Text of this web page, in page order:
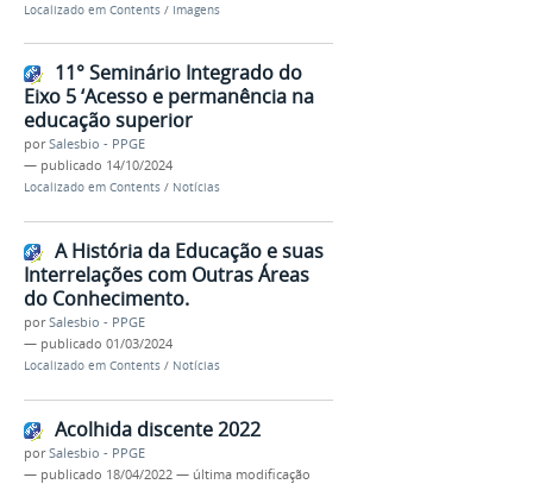
Localizado em Contents / Imagens
11° Seminário Integrado do
Eixo 5 ‘Acesso e permanência na
educação superior
porSalesbio - PPGE
— publicado 14/10/2024
Localizado em Contents / Notícias
A História da Educação e suas
Interrelações com Outras Áreas
do Conhecimento.
porSalesbio - PPGE
— publicado 01/03/2024
Localizado em Contents / Notícias
Acolhida discente 2022
porSalesbio - PPGE
— publicado 18/04/2022 — última modificação